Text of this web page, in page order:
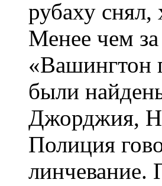
рубаху снял,
Менее чем
«Вашингтон
были
Джорджия,
Полиция
линчевание.